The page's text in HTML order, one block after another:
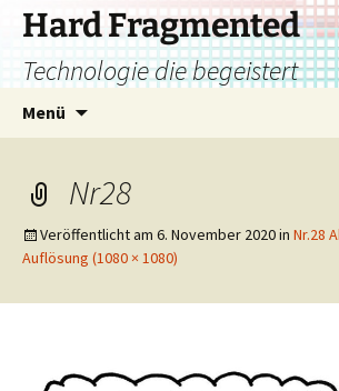
Zum
Inhalt
springen
Hard Fragmented
Technologie die begeistert
Menü
Nr28
Veröffentlicht am 6. November 2020in Nr.28
Auflösung (1080 × 1080)